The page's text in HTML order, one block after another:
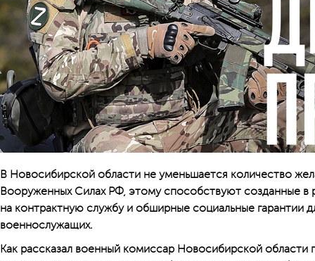
В Новосибирской области не уменьшается количество
Вооруженных Силах РФ, этому способствуют созданные в
на контрактную службу и обширные социальные гарантии
военнослужащих.
Как рассказал военный комиссар Новосибирской области